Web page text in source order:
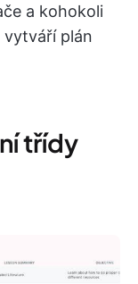
a kohokoli
vytváří plán
třídy